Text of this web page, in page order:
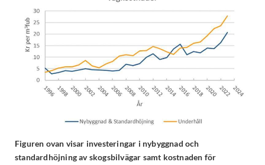
Figuren ovan visar investeringar i nybyggnad och
standardhöjning av skogsbilvägar samt kostnaden för